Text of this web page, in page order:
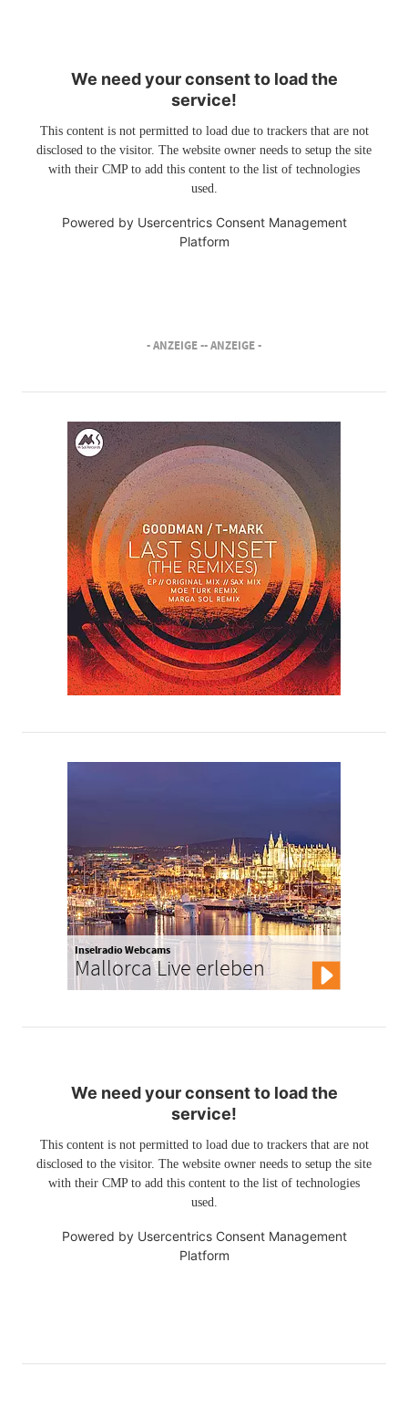
We need your consent to load the
service!
This content is not permitted to load due to trackers that are not
disclosed to the visitor. The website owner needs to setup the site
with their CMP to add this content to the list of technologies
used.
Powered by Usercentrics Consent Management
Platform
- ANZEIGE -- ANZEIGE -
Inselradio Webcams
Mallorca Live erleben
We need your consent to load the
service!
This content is not permitted to load due to trackers that are not
disclosed to the visitor. The website owner needs to setup the site
with their CMP to add this content to the list of technologies
used.
Powered by Usercentrics Consent Management
Platform